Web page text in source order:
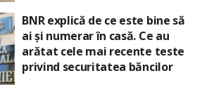
BNR explică de ce este bine să
ai și numerar în casă. Ce au
arătat cele mai recente teste
privind securitatea băncilor